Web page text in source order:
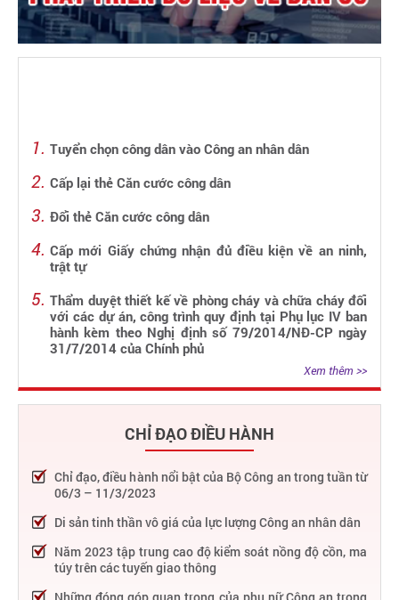
Tuyển chọn công dân vào Công an nhân dân
Cấp lại thẻ Căn cước công dân
Đổi thẻ Căn cước công dân
Cấp mới Giấy chứng nhận đủ điều kiện về an ninh,
trật tự
Thẩm duyệt thiết kế về phòng cháy và chữa cháy đối
với các dự án, công trình quy định tại Phụ lục IV ban
hành kèm theo Nghị định số 79/2014/NĐ-CP ngày
31/7/2014 của Chính phủ
Xem thêm >>
CHỈ ĐẠO ĐIỀU HÀNH
Chỉ đạo, điều hành nổi bật của Bộ Công an trong tuần từ
06/3 – 11/3/2023
Di sản tinh thần vô giá của lực lượng Công an nhân dân
Năm 2023 tập trung cao độ kiểm soát nồng độ cồn, ma
túy trên các tuyến giao thông